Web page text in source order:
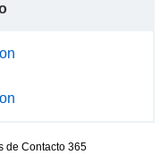
de Contacto 365